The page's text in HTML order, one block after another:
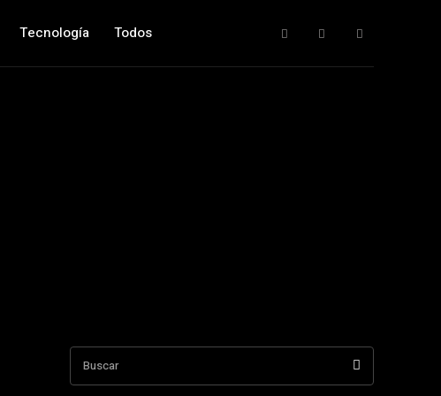
Tecnología Todos
Buscar